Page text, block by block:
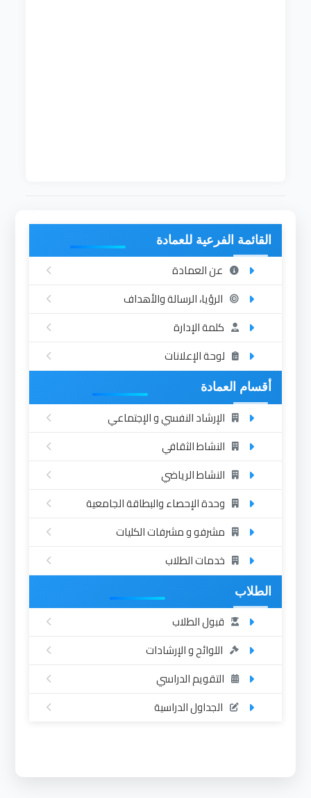
القائمة الفرعية للعمادة
عن العمادة
الرؤيا، الرسالة والأهداف
كلمة الإدارة
لوحة الإعلانات
أقسام العمادة
الإرشاد النفسي و الإجتماعي
النشاط الثقافي
النشاط الرياضي
وحدة الإحصاء والبطاقة الجامعية
مشرفو و مشرفات الكليات
خدمات الطلاب
الطلاب
قبول الطلاب
اللوائح و الإرشادات
التقويم الدراسي
الجداول الدراسية